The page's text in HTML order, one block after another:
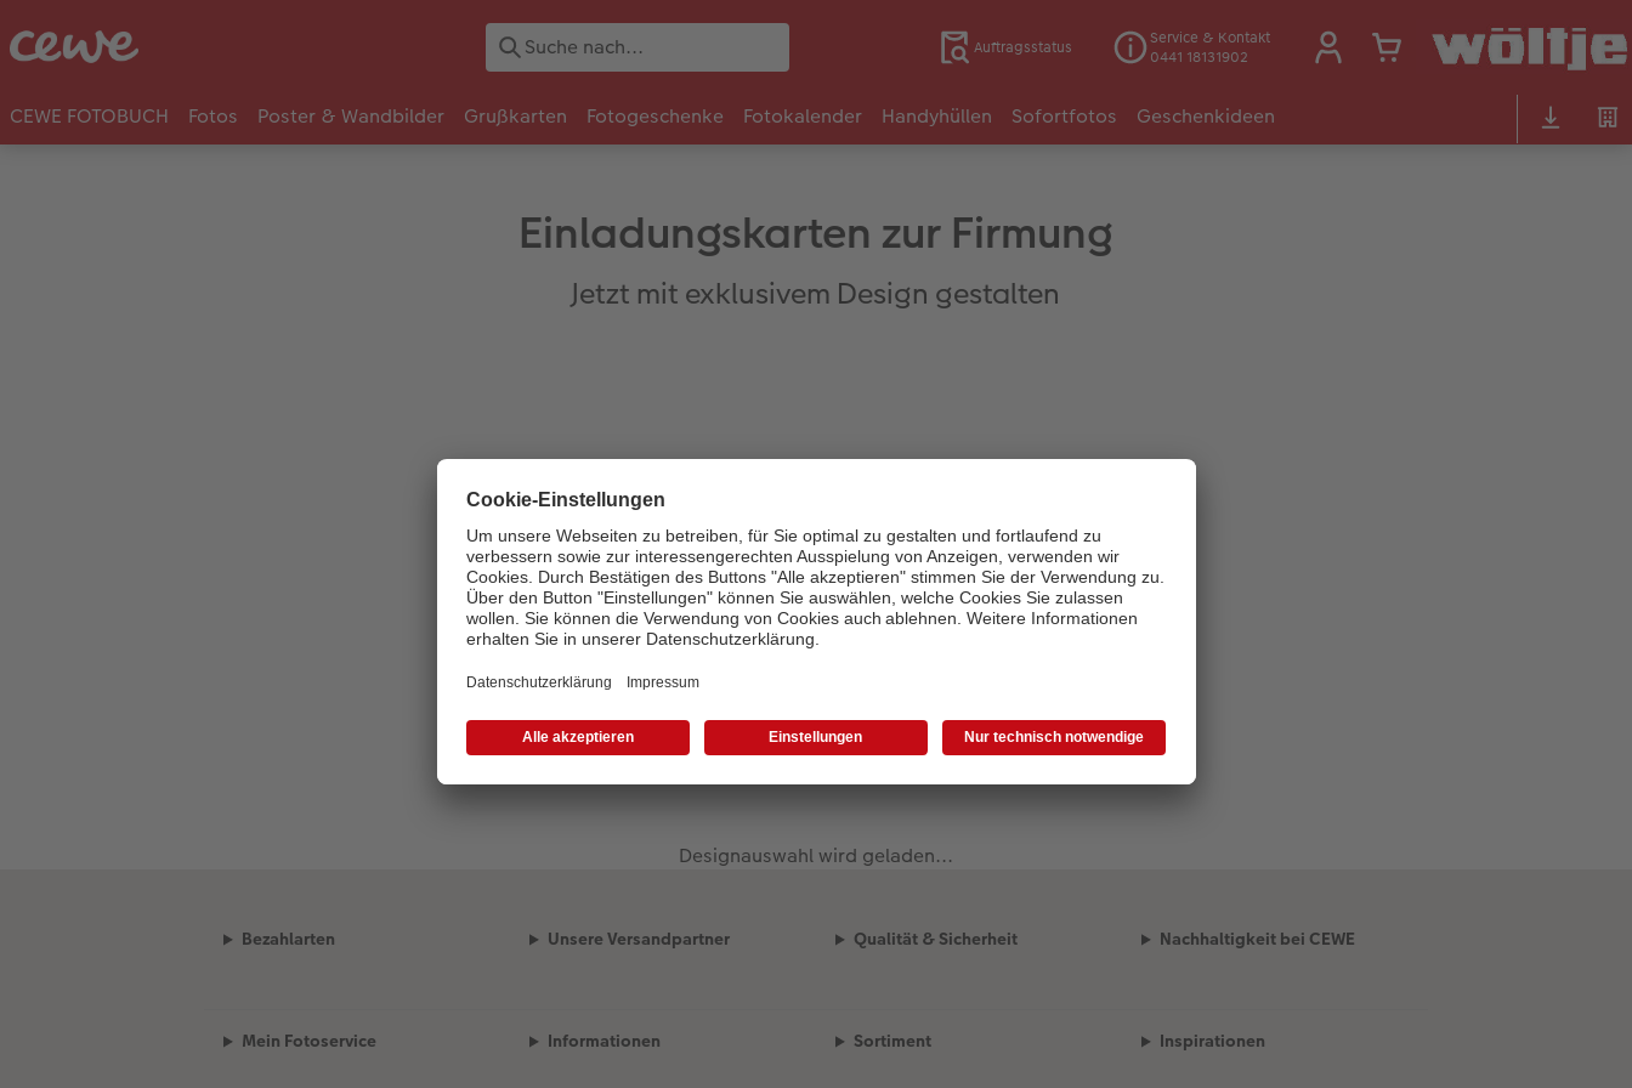
Auftragsstatus
Service & Kontakt
0441 18131902
CEWE FOTOBUCH Fotos Poster & Wandbilder Grußkarten Fotogeschenke Fotokalender Handyhüllen Sofortfotos Geschenkideen
Einladungskarten zur Firmung
Jetzt mit exklusivem Design gestalten
Designauswahl wird geladen...
Bezahlarten Unsere Versandpartner Qualität & Sicherheit Nachhaltigkeit bei CEWE
Mein Fotoservice Informationen Sortiment Inspirationen